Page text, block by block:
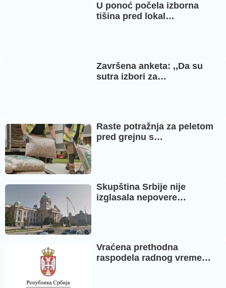
U ponoć počela izborna
tišina pred lokal…
Završena anketa: ,,Da su
sutra izbori za…
Raste potražnja za peletom
pred grejnu s…
Skupština Srbije nije
izglasala nepovere…
Vraćena prethodna
raspodela radnog vreme…